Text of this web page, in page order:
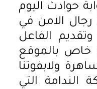
حوادث اليوم
رجال الامن في
الفاعل
خاص بالموقع
ولابفوتنا
الندامة التي